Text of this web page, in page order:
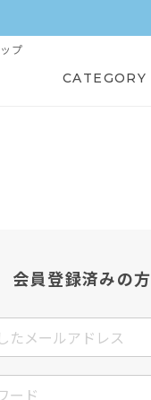
プ
CATEGORY
会員登録済みの方